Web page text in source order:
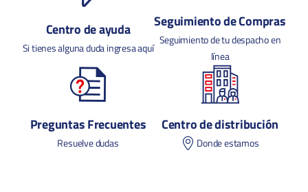
Centro de ayuda
Si tienes alguna duda ingresa aquí
Seguimiento de Compras
Seguimiento de tu despacho en
línea
Preguntas Frecuentes
Resuelve dudas
Centro de distribución
Donde estamos